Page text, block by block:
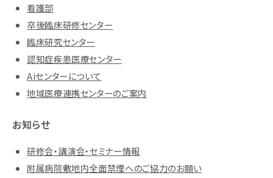
看護部
卒後臨床研修センター
臨床研究センター
認知症疾患医療センター
Aiセンターについて
地域医療連携センターのご案内
お知らせ
研修会・講演会・セミナー情報
附属病院敷地内全面禁煙へのご協力のお願い